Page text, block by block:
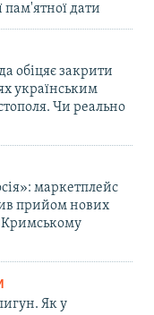
пам'ятної дати
обіцяє закрити
українським
Чи реально
маркетплейс
прийом нових
Кримському
Як у